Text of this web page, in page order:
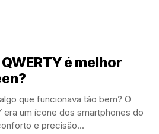
é melhor
que funcionava tão bem? O
um ícone dos smartphones do
e precisão...